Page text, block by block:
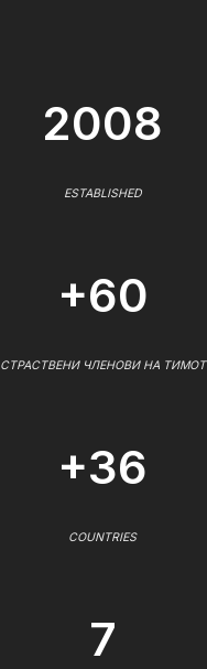
2008
ESTABLISHED
+60
СТРАСТВЕНИ ЧЛЕНОВИ НА ТИМОТ
+36
COUNTRIES
7